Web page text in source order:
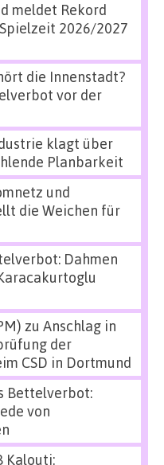
meldet Rekord
2026/2027
die Innenstadt?
vor der
klagt über
Planbarkeit
und
die Weichen für
Dahmen
zu Anschlag in
der
CSD in Dortmund
Bettelverbot:
von
Kalouti: